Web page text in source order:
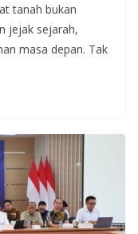
tanah bukan
jejak sejarah,
masa depan. Tak